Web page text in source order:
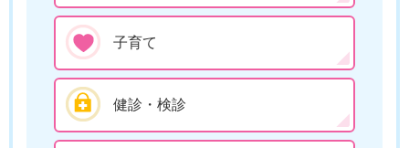
子育て
健診・検診